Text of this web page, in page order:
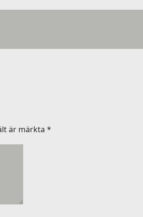
är märkta *